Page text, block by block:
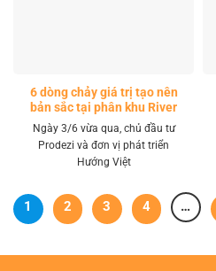
6 dòng chảy giá trị tạo nên
bản sắc tại phân khu River
Park LA Home
Ngày 3/6 vừa qua, chủ đầu tư
Prodezi và đơn vị phát triển
Hướng Việt
1 2 3 4 …